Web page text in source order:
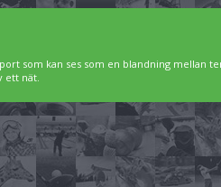
som kan ses som en blandning mellan
ett nät.